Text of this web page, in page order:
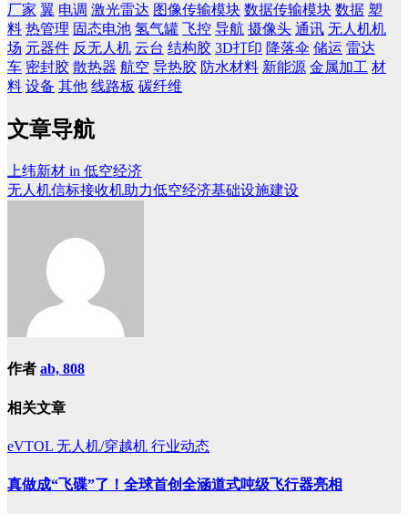
厂家 翼 电调 激光雷达 图像传输模块 数据传输模块 数据 塑
料 热管理 固态电池 氢气罐 飞控 导航 摄像头 通讯 无人机机
场 元器件 反无人机 云台 结构胶 3D打印 降落伞 储运 雷达
车 密封胶 散热器 航空 导热胶 防水材料 新能源 金属加工 材
料 设备 其他 线路板 碳纤维
文章导航
上纬新材 in 低空经济
无人机信标接收机助力低空经济基础设施建设
作者 ab, 808
相关文章
eVTOL 无人机/穿越机 行业动态
真做成“飞碟”了！全球首创全涵道式吨级飞行器亮相